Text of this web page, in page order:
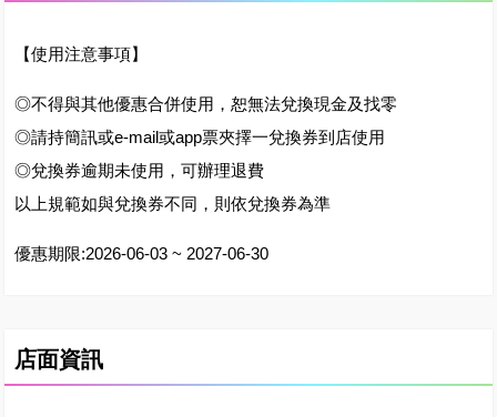
【使用注意事項】
◎不得與其他優惠合併使用，恕無法兌換現金及找零
◎請持簡訊或e-mail或app票夾擇一兌換券到店使用
◎兌換券逾期未使用，可辦理退費
以上規範如與兌換券不同，則依兌換券為準
優惠期限:2026-06-03 ~ 2027-06-30
店面資訊